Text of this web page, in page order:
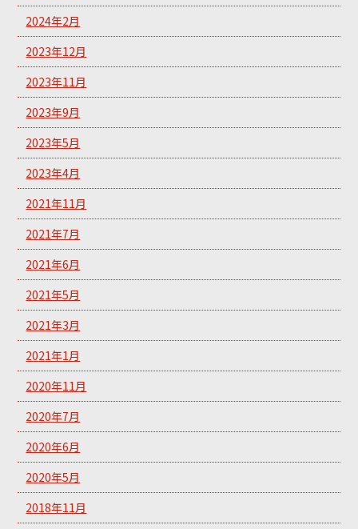
2024年2月
2023年12月
2023年11月
2023年9月
2023年5月
2023年4月
2021年11月
2021年7月
2021年6月
2021年5月
2021年3月
2021年1月
2020年11月
2020年7月
2020年6月
2020年5月
2018年11月